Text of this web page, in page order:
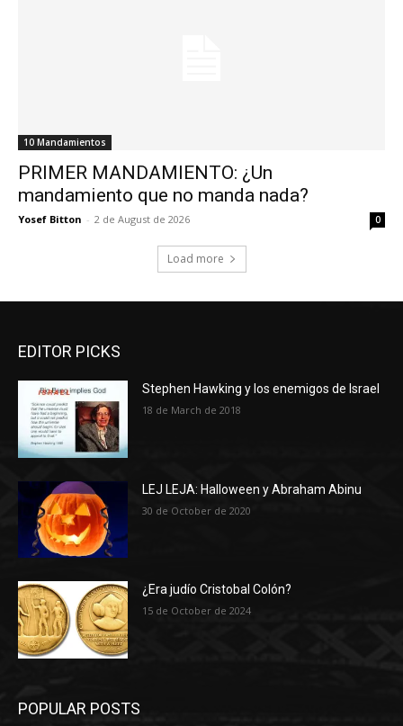
10 Mandamientos
PRIMER MANDAMIENTO: ¿Un
mandamiento que no manda nada?
Yosef Bitton - 2 de August de 2026 0
Load more
EDITOR PICKS
Stephen Hawking y los enemigos de Israel
18 de March de 2018
LEJ LEJA: Halloween y Abraham Abinu
30 de October de 2020
¿Era judío Cristobal Colón?
15 de October de 2024
POPULAR POSTS